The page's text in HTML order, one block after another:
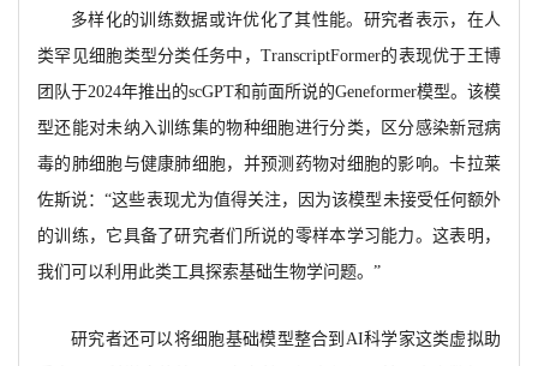
多样化的训练数据或许优化了其性能。研究者表示，在人
类罕见细胞类型分类任务中， TranscriptFormer的表现优于王博
团队于2024年推出的scGPT和前面所说的Geneformer模型。该模
型还能对未纳入训练集的物种细胞进行分类，区分感染新冠病
毒的肺细胞与健康肺细胞，并预测药物对细胞的影响。卡拉莱
佐斯说：“这些表现尤为值得关注，因为该模型未接受任何额外
的训练，它具备了研究者们所说的零样本学习能力。这表明，
我们可以利用此类工具探索基础生物学问题。”
研究者还可以将细胞基础模型整合到 AI科学家这类虚拟助